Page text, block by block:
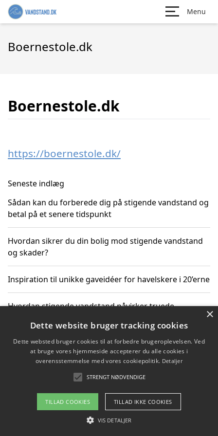
Menu
Boernestole.dk
Boernestole.dk
https://boernestole.dk/
Seneste indlæg
Sådan kan du forberede dig på stigende vandstand og
betal på et senere tidspunkt
Hvordan sikrer du din bolig mod stigende vandstand
og skader?
Inspiration til unikke gaveidéer for havelskere i 20’erne
Hvordan stigende vandstand påvirker truede
Sådan vælger du de bedste vandrerygsække til
vandreture i Danmark
Copyright 2026 - Pilanto Aps
Om / kontakt
×
Dette website bruger tracking cookies
Dette websted bruger cookies til at forbedre brugeroplevelsen. Ved
at bruge vores hjemmeside accepterer du alle cookies i
overensstemmelse med vores cookiepolitik. Detaljer
STRENGT NØDVENDIGE
TILLAD COOKIES TILLAD IKKE COOKIES
VIS DETALJER